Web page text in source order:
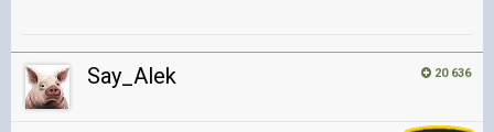
20 636
Say_Alek